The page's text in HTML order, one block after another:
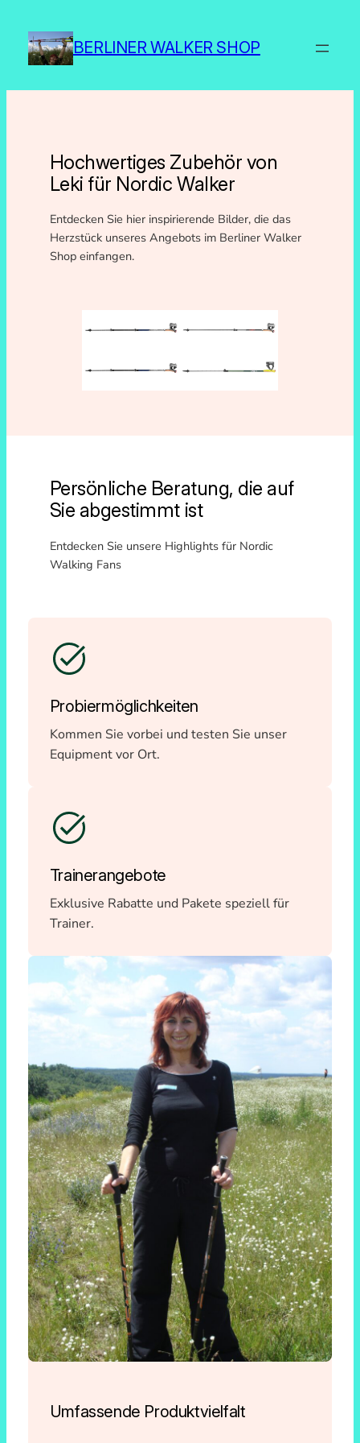
Inhalt
springen
BERLINER WALKER SHOP
Hochwertiges Zubehör von
Leki für Nordic Walker
Entdecken Sie hier inspirierende Bilder, die das
Herzstück unseres Angebots im Berliner Walker
Shop einfangen.
Persönliche Beratung, die auf
Sie abgestimmt ist
Entdecken Sie unsere Highlights für Nordic
Walking Fans
Probiermöglichkeiten
Kommen Sie vorbei und testen Sie unser
Equipment vor Ort.
Trainerangebote
Exklusive Rabatte und Pakete speziell für
Trainer.
Umfassende Produktvielfalt